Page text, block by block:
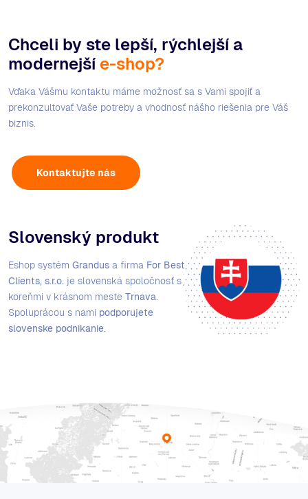
Chceli by ste lepší, rýchlejší a
modernejší e-shop?
Vďaka Vášmu kontaktu máme možnosť sa s Vami spojiť a
prekonzultovať Vaše potreby a vhodnosť nášho riešenia pre Váš
biznis.
Kontaktujte nás
Slovenský produkt
Eshop systém Grandus a firma For Best
Clients, s.r.o. je slovenská spoločnosť s
koreňmi v krásnom meste Trnava.
Spoluprácou s nami podporujete
slovenske podnikanie.